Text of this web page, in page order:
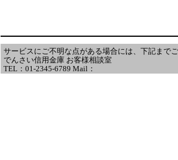
サービスにご不明な点がある場合には、下記までご
でんさい信用金庫 お客様相談室
TEL：01-2345-6789 Mail：